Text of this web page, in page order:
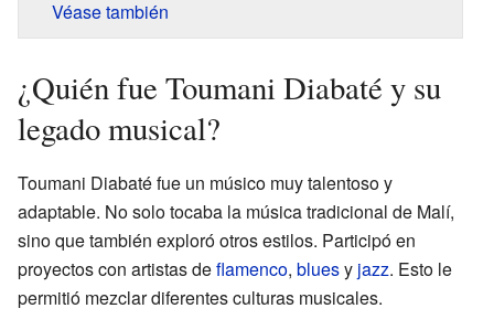
Véase también
¿Quién fue Toumani Diabaté y su
legado musical?
Toumani Diabaté fue un músico muy talentoso y
adaptable. No solo tocaba la música tradicional de Malí,
sino que también exploró otros estilos. Participó en
proyectos con artistas deflamenco, bluesy jazz. Esto le
permitió mezclar diferentes culturas musicales.